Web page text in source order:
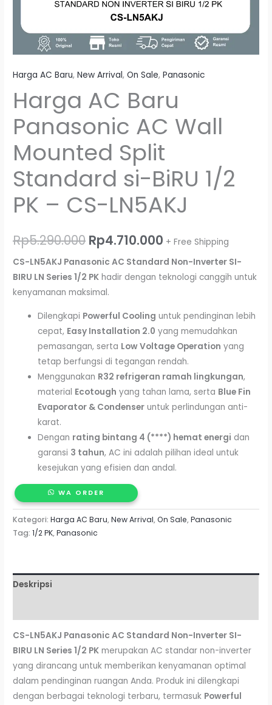
Harga AC Baru,New Arrival,On Sale,Panasonic
Harga AC Baru
Panasonic AC Wall
Mounted Split
Standard si-BiRU 1/2
PK – CS-LN5AKJ
Rp5.290.000 Rp4.710.000 + Free Shipping
CS-LN5AKJ Panasonic AC Standard Non-Inverter SI-
BIRU LN Series 1/2 PK hadir dengan teknologi canggih untuk
kenyamanan maksimal.
Dilengkapi Powerful Cooling untuk pendinginan lebih
cepat, Easy Installation 2.0 yang memudahkan
pemasangan, serta Low Voltage Operation yang
tetap berfungsi di tegangan rendah.
Menggunakan R32 refrigeran ramah lingkungan,
material Ecotough yang tahan lama, serta Blue Fin
Evaporator & Condenser untuk perlindungan anti-
karat.
Dengan rating bintang 4 (****) hemat energi dan
garansi 3 tahun, AC ini adalah pilihan ideal untuk
kesejukan yang efisien dan andal.
LN5AKJ
WA ORDER
Kategori:Harga AC Baru,New Arrival,On Sale,Panasonic
Tag:1/2 PK,Panasonic
Deskripsi
CS-LN5AKJ Panasonic AC Standard Non-Inverter SI-
BIRU LN Series 1/2 PK merupakan AC standar non-inverter
yang dirancang untuk memberikan kenyamanan optimal
dalam pendinginan ruangan Anda. Produk ini dilengkapi
dengan berbagai teknologi terbaru, termasuk Powerful